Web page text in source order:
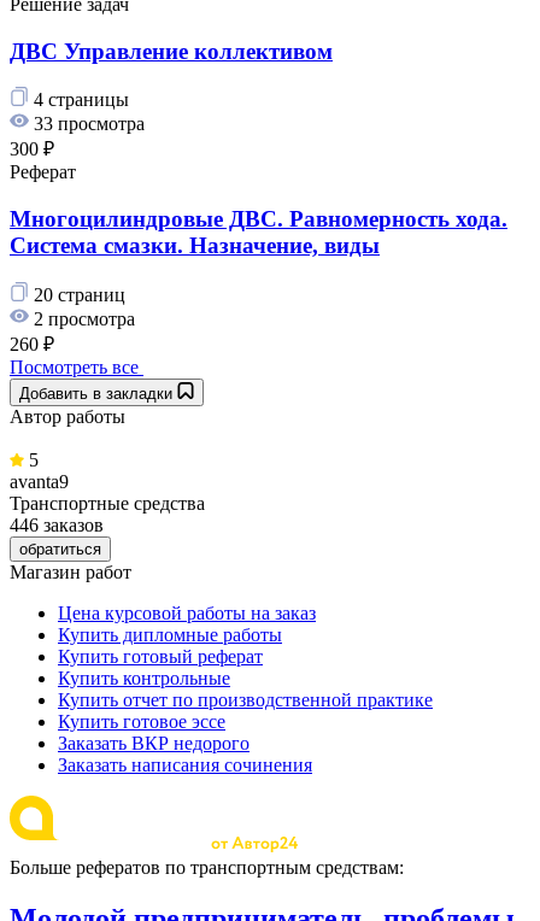
Решение задач
ДВС Управление коллективом
4 страницы
33 просмотра
300 ₽
Реферат
Многоцилиндровые ДВС. Равномерность хода.
Система смазки. Назначение, виды
20 страниц
2 просмотра
260 ₽
Посмотреть все
Добавить в закладки
Автор работы
5
avanta9
Транспортные средства
446 заказов
обратиться
Магазин работ
Цена курсовой работы на заказ
Купить дипломные работы
Купить готовый реферат
Купить контрольные
Купить отчет по производственной практике
Купить готовое эссе
Заказать ВКР недорого
Заказать написания сочинения
Больше рефератов по транспортным средствам: